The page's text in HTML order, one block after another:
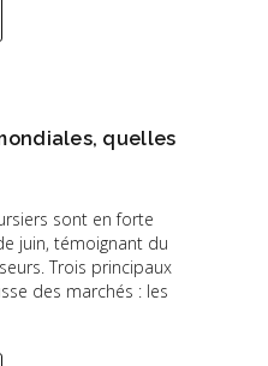
quelles
sont en forte
juin, témoignant du
Trois principaux
des marchés : les